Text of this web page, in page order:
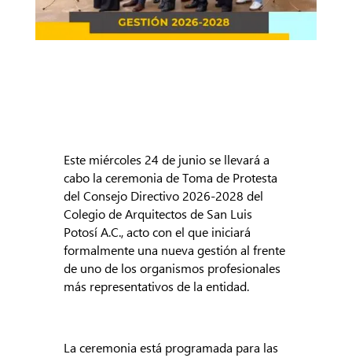
Este miércoles 24 de junio se llevará a
cabo la ceremonia de Toma de Protesta
del Consejo Directivo 2026-2028 del
Colegio de Arquitectos de San Luis
Potosí A.C., acto con el que iniciará
formalmente una nueva gestión al frente
de uno de los organismos profesionales
más representativos de la entidad.
La ceremonia está programada para las